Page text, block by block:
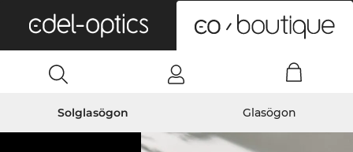
Solglasögon Glasögon